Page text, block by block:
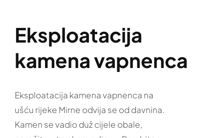
Eksploatacija
kamena vapnenca
Eksploatacija kamena vapnenca na
ušću rijeke Mirne odvija se od davnina.
Kamen se vadio duž cijele obale,